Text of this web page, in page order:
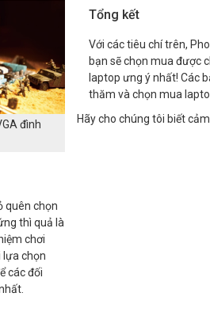
đình
quên chọn
thì quả là
chơi
lựa chọn
các đối
Tổng kết
Với các tiêu chí trên,
bạn sẽ chọn mua được
laptop ưng ý nhất! Các
thăm và chọn mua
Hãy cho chúng tôi biết